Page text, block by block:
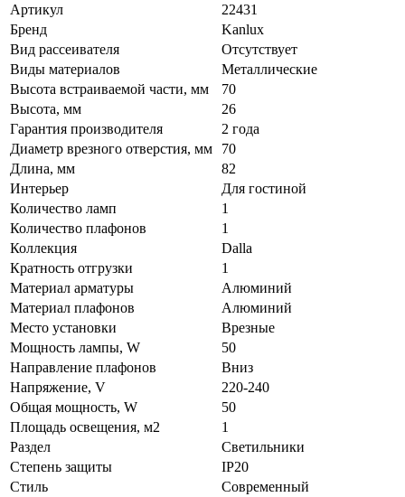
Артикул
22431
Бренд
Kanlux
Вид рассеивателя
Отсутствует
Виды материалов
Металлические
Высота встраиваемой части, мм
70
Высота, мм
26
Гарантия производителя
2 года
Диаметр врезного отверстия, мм
70
Длина, мм
82
Интерьер
Для гостиной
Количество ламп
1
Количество плафонов
1
Коллекция
Dalla
Кратность отгрузки
1
Материал арматуры
Алюминий
Материал плафонов
Алюминий
Место установки
Врезные
Мощность лампы, W
50
Направление плафонов
Вниз
Напряжение, V
220-240
Общая мощность, W
50
Площадь освещения, м2
1
Раздел
Светильники
Степень защиты
IP20
Стиль
Современный